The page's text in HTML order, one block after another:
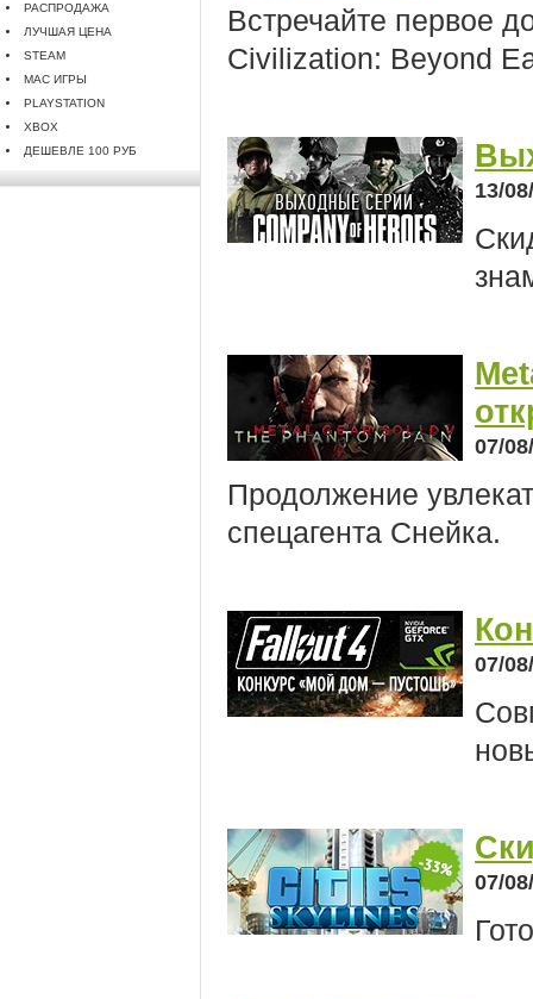
РАСПРОДАЖА
ЛУЧШАЯ ЦЕНА
STEAM
MAC ИГРЫ
PLAYSTATION
XBOX
ДЕШЕВЛЕ 100 РУБ
Встречайте первое
Civilization: Beyond
13/
07/
Продолжение
спецагента Снейка.
07/
07/